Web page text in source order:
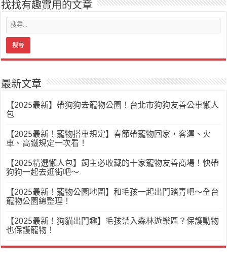
找找有趣實用的文章
最新文章
【2025最新】帶狗狗去寵物公園！台北市狗狗友善公車懶人
包
【2025最新！寵物搭車規定】春節帶寵物回家，客運、火
車、高鐵規定一次看！
【2025精選懶人包】飼主必收藏的十家寵物友善商場！快帶
狗狗一起去逛街吧～
【2025最新！寵物公園地圖】和毛孩一起出門踏青吧～全台
寵物公園總整理！
【2025最新！狗貓出門趣】毛孩禁入森林遊樂區？保護動物
也保護寵物！